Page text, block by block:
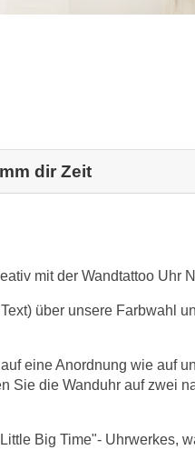
dir Zeit
mit der Wandtattoo Uhr
über unsere Farbwahl
eine Anordnung wie auf
Sie die Wanduhr auf zwei
Big Time"- Uhrwerkes,